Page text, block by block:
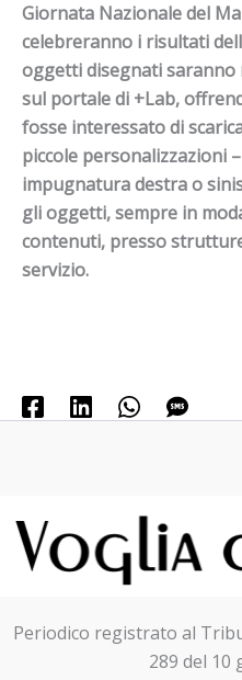
Giornata Nazionale del
celebreranno i risultati
oggetti disegnati saranno
sul portale di +Lab,
fosse interessato di
piccole personalizzazioni
impugnatura destra o
gli oggetti, sempre in
contenuti, presso
servizio.
Periodico registrato al
289 del 10